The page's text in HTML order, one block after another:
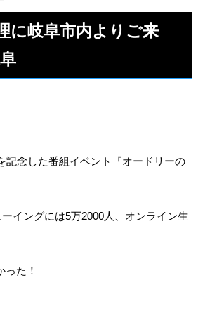
に岐阜市内よりご来
記念した番組イベント『オードリーの
イングには5万2000人、オンライン生
た！